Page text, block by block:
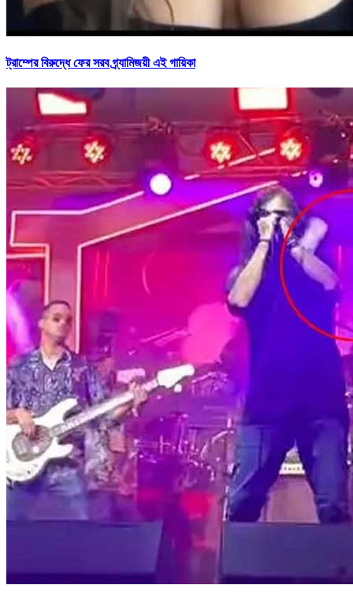
ট্রাম্পের বিরুদ্ধে ফের সরব গ্র্যামিজয়ী এই গায়িকা